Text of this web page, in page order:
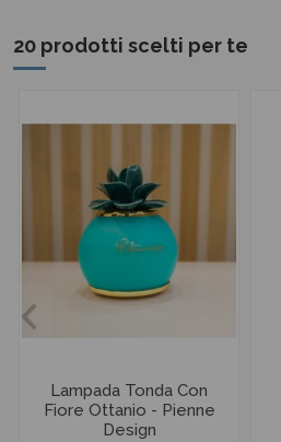
20 prodotti scelti per te
Lampada Tonda Con
Fiore Ottanio - Pienne
Design